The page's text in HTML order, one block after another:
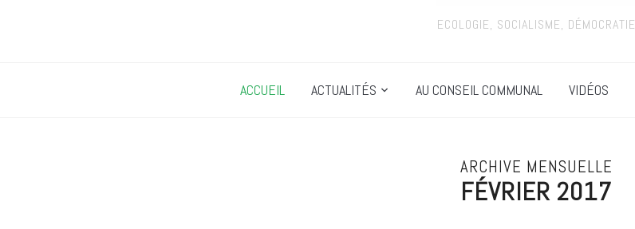
ECOLOGIE, SOCIALISME, DÉMOCRATIE
ACCUEIL ACTUALITÉS AU CONSEIL COMMUNAL VIDÉOS
ARCHIVE MENSUELLE
FÉVRIER 2017